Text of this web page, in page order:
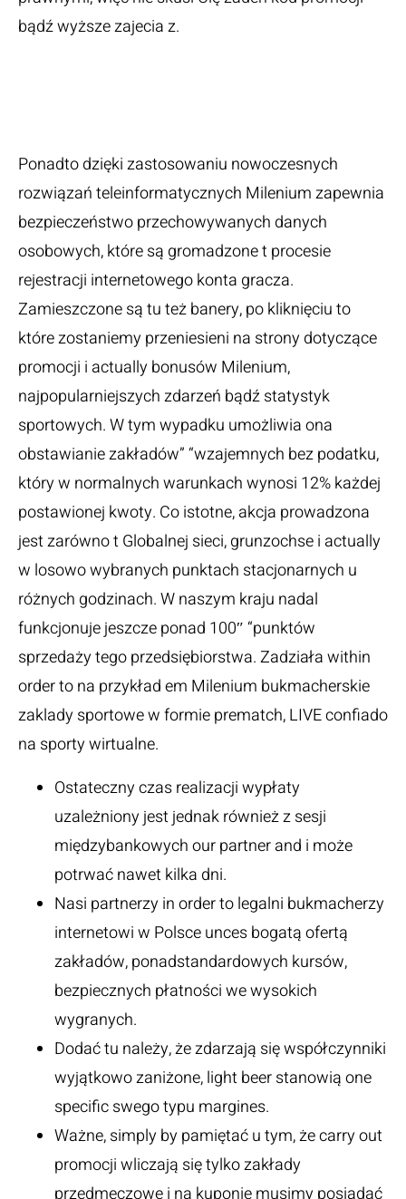
bądź wyższe zajecia z.
Ponadto dzięki zastosowaniu nowoczesnych
rozwiązań teleinformatycznych Milenium zapewnia
bezpieczeństwo przechowywanych danych
osobowych, które są gromadzone t procesie
rejestracji internetowego konta gracza.
Zamieszczone są tu też banery, po kliknięciu to
które zostaniemy przeniesieni na strony dotyczące
promocji i actually bonusów Milenium,
najpopularniejszych zdarzeń bądź statystyk
sportowych. W tym wypadku umożliwia ona
obstawianie zakładów” “wzajemnych bez podatku,
który w normalnych warunkach wynosi 12% każdej
postawionej kwoty. Co istotne, akcja prowadzona
jest zarówno t Globalnej sieci, grunzochse i actually
w losowo wybranych punktach stacjonarnych u
różnych godzinach. W naszym kraju nadal
funkcjonuje jeszcze ponad 100″ “punktów
sprzedaży tego przedsiębiorstwa. Zadziała within
order to na przykład em Milenium bukmacherskie
zaklady sportowe w formie prematch, LIVE confiado
na sporty wirtualne.
Ostateczny czas realizacji wypłaty
uzależniony jest jednak również z sesji
międzybankowych our partner and i może
potrwać nawet kilka dni.
Nasi partnerzy in order to legalni bukmacherzy
internetowi w Polsce unces bogatą ofertą
zakładów, ponadstandardowych kursów,
bezpiecznych płatności we wysokich
wygranych.
Dodać tu należy, że zdarzają się współczynniki
wyjątkowo zaniżone, light beer stanowią one
specific swego typu margines.
Ważne, simply by pamiętać u tym, że carry out
promocji wliczają się tylko zakłady
przedmeczowe i na kuponie musimy posiadać